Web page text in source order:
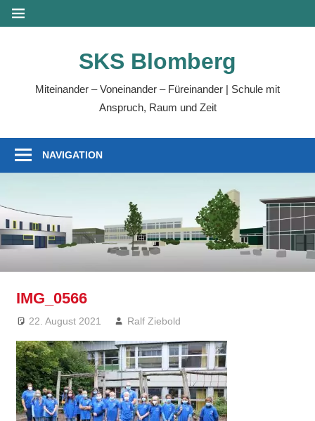
Zum
Inhalt
MENÜ
SKS Blomberg
Miteinander – Voneinander – Füreinander | Schule mit
Anspruch, Raum und Zeit
NAVIGATION
IMG_0566
22. August 2021 Ralf Ziebold